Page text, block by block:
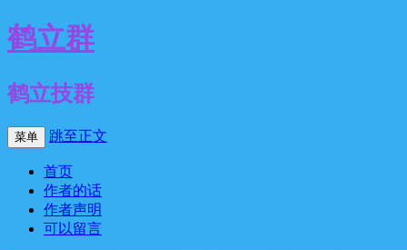
鹤立群
鹤立技群
菜单 跳至正文
首页
作者的话
作者声明
可以留言